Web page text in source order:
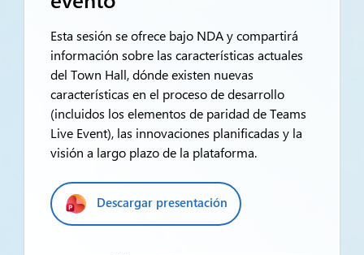
Esta sesión se ofrece bajo NDA y compartirá
información sobre las características actuales
del Town Hall, dónde existen nuevas
características en el proceso de desarrollo
(incluidos los elementos de paridad de Teams
Live Event), las innovaciones planificadas y la
visión a largo plazo de la plataforma.
Descargar presentación